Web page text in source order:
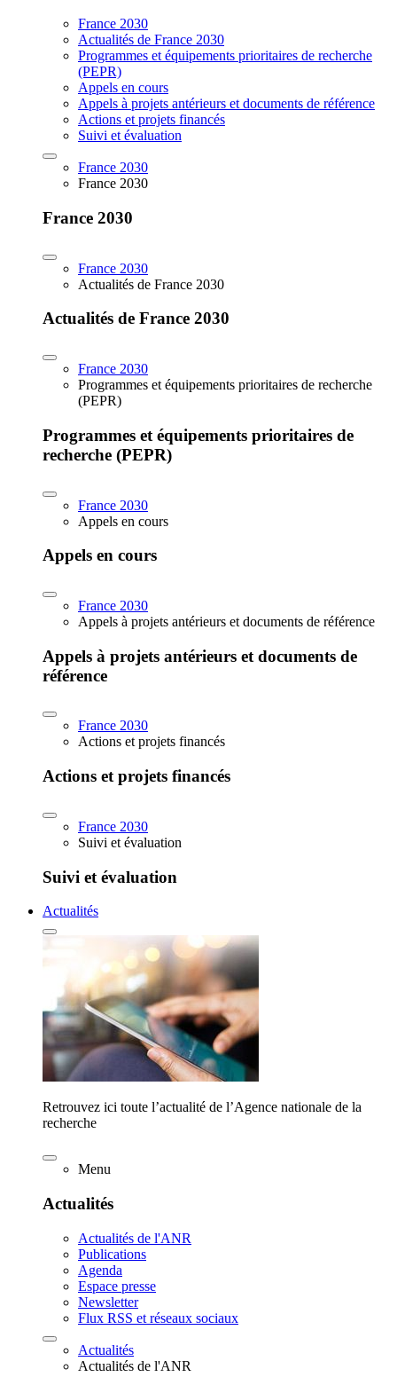
France 2030
Actualités de France 2030
Programmes et équipements prioritaires de recherche
(PEPR)
Appels en cours
Appels à projets antérieurs et documents de référence
Actions et projets financés
Suivi et évaluation
France 2030
France 2030
France 2030
France 2030
Actualités de France 2030
Actualités de France 2030
France 2030
Programmes et équipements prioritaires de recherche
(PEPR)
Programmes et équipements prioritaires de
recherche (PEPR)
France 2030
Appels en cours
Appels en cours
France 2030
Appels à projets antérieurs et documents de référence
Appels à projets antérieurs et documents de
référence
France 2030
Actions et projets financés
Actions et projets financés
France 2030
Suivi et évaluation
Suivi et évaluation
Actualités
Retrouvez ici toute l’actualité de l’Agence nationale de la
recherche
Menu
Actualités
Actualités de l'ANR
Publications
Agenda
Espace presse
Newsletter
Flux RSS et réseaux sociaux
Actualités
Actualités de l'ANR